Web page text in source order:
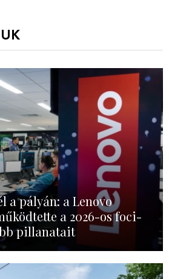
a pályán: a Lenovo
a 2026-os foci-
pillanatait